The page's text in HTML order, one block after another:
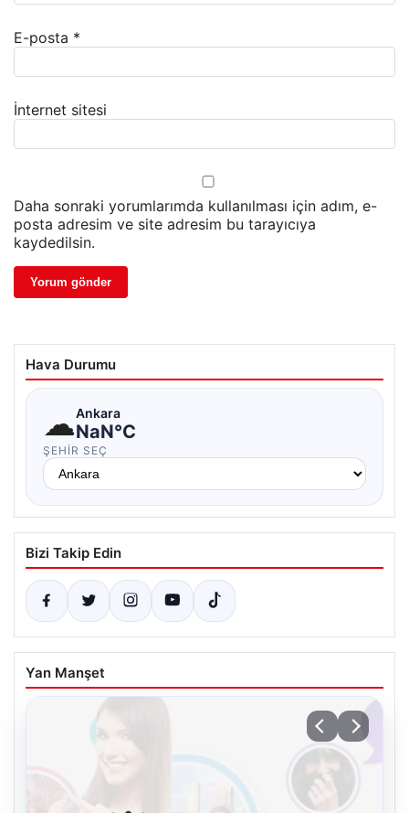
E-posta *
İnternet sitesi
Daha sonraki yorumlarımda kullanılması için adım, e-
posta adresim ve site adresim bu tarayıcıya
kaydedilsin.
Hava Durumu
☁Ankara
NaN°C
ŞEHIR SEÇ
Bizi Takip Edin
Yan Manşet